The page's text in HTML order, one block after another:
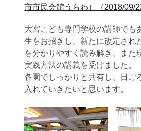
市市民会館うらわ）（2018/09/
大宮こども専門学校の講師でも
生をお招きし、新たに改定され
を分かりやすく読み解き、また
実践方法の講義を受けました。
各園でしっかりと共有し、日ご
入れていきたいと思います。